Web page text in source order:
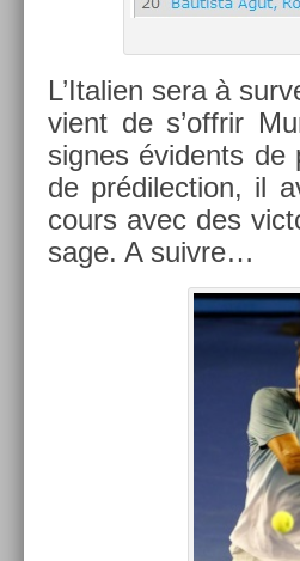
L’Itali­en sera à
vient de s’offrir
sig­nes évidents
de prédilec­tion, il
cours avec des
sage. A suiv­re…